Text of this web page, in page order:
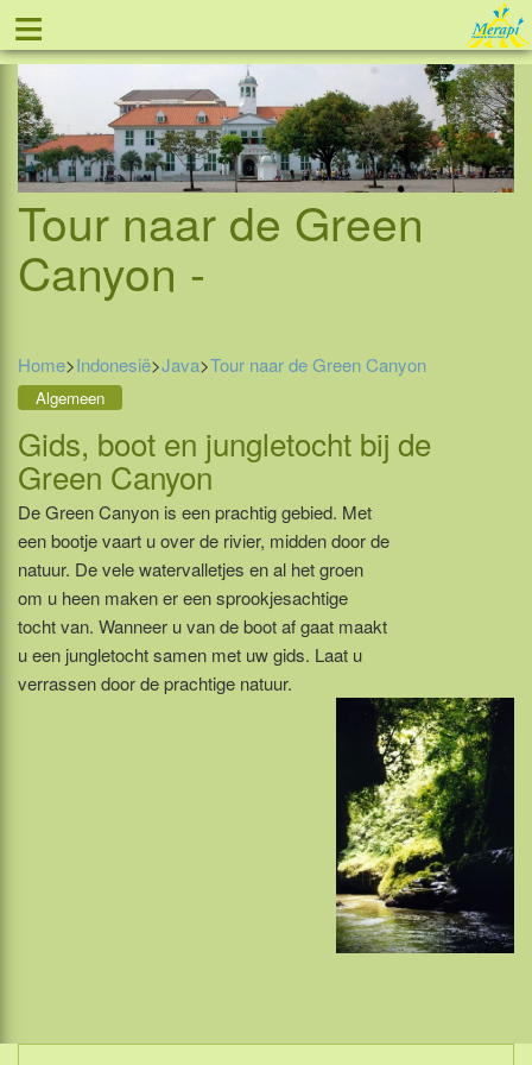
≡ Tel: 088 - 81 11 999
Tour naar de Green
Canyon -
Home>Indonesië>Java>Tour naar de Green Canyon
Algemeen
Gids, boot en jungletocht bij de
Green Canyon
De Green Canyon is een prachtig gebied. Met
een bootje vaart u over de rivier, midden door de
natuur. De vele watervalletjes en al het groen
om u heen maken er een sprookjesachtige
tocht van. Wanneer u van de boot af gaat maakt
u een jungletocht samen met uw gids. Laat u
verrassen door de prachtige natuur.